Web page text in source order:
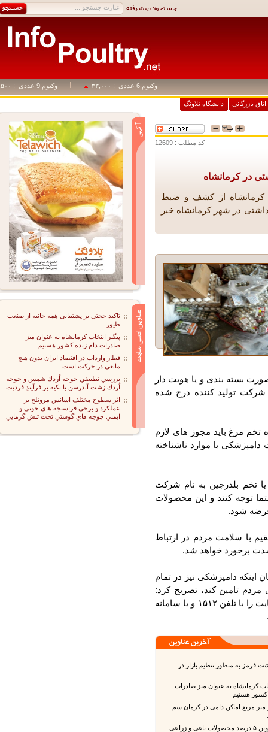
وکیوم 6 عددی : ۳۳,۰۰۰ وکیوم 9 عددی : ۴۹,۵۰۰
بازرگانی دانشگاه تلاونگ
کد مطلب : 12609
از کشف و ضبط
در شهر کرمانشاه خبر
بسته بندی و یا هویت دار
تولید کننده درج شده
مرغ باید مجوز های لازم
با موارد ناشناخته
بلدرچین به نام شرکت
توجه کنند و این محصولات
با سلامت مردم در ارتباط
برخورد خواهد شد.
دامپزشکی نیز در تمام
تامین کند، تصریح کرد:
شهروندان هم می توانند هرگونه انتقاد، پیشنهاد و شکایت را با تلفن ۱۵۱۲ و یا سامانه
به منظور تنظیم بازار در
کرمانشاه به عنوان میز صادرات
هستیم
متر مربع اماکن دامی در کرمان سم
استان قزوین ۵ درصد محصولات باغی و زراعی
تاکید حجتی بر پشتیبانی همه جانبه از صنعت
طیور
پیگیر انتخاب کرمانشاه به عنوان میز
صادرات دام زنده کشور هستیم
قطار واردات در اقتصاد ایران بدون هیچ
مانعی در حرکت است
بررسي تطبيقي جوجه اُردك شمس و جوجه
اُردك زشت آندرسن با تكيه بر فرآيندِ فرديت
اثر سطوح مختلف اسانس مروتلخ بر
عملكرد و برخي فراسنجه هاي خوني و
ايمني جوجه هاي گوشتي تحت تنش گرمايي